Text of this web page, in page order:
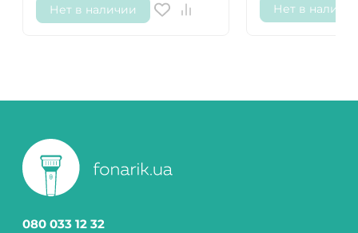
Нет в наличии Нет в
080 033 12 32